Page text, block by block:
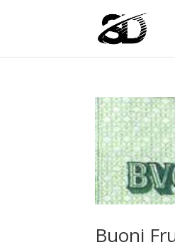
Buoni